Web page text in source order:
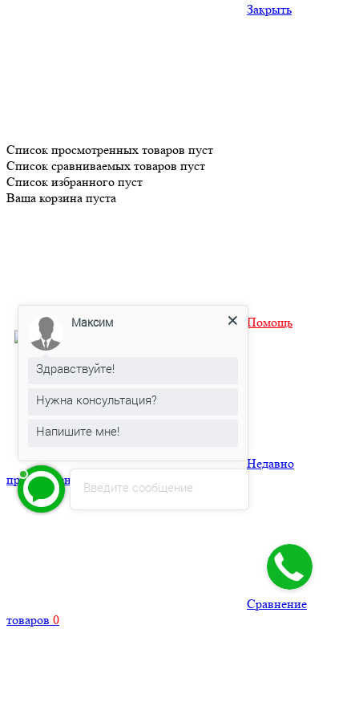
Закрыть
Список просмотренных товаров пуст
Список сравниваемых товаров пуст
Список избранного пуст
Ваша корзина пуста
Помощь
Недавно
просмотренные
Сравнение
товаров 0
Введите сообщение
Максим
Здравствуйте!
Нужна консультация?
Напишите мне!